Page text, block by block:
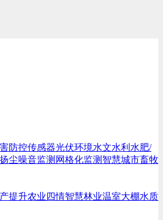
防控传感器光伏环境水文水利 水肥/
扬尘噪音监测 网格化监测 智慧城市畜牧
提升农业四情智慧林业温室大棚水质